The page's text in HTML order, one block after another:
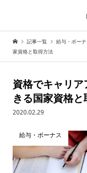
記事一覧 給与・ボー
家資格と取得方法
資格でキャリ
きる国家資格
2020.02.29
給与・ボーナス